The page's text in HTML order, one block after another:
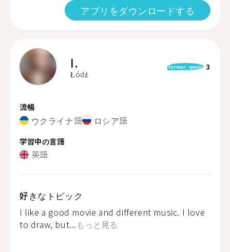
アプリをダウンロードする
I.
Łódź
format_quote 3
流暢
ウクライナ語 ロシア語
学習中の言語
英語
好きなトピック
I like a good movie and different music. I love
to draw, but... もっと見る